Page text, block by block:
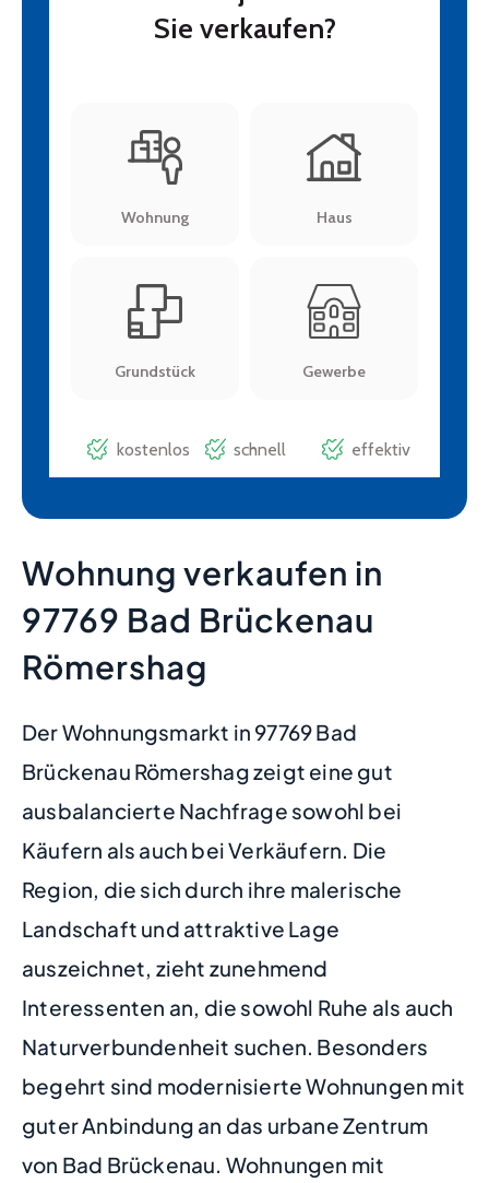
Wohnung verkaufen in
97769 Bad Brückenau
Römershag
Der Wohnungsmarkt in 97769 Bad
Brückenau Römershag zeigt eine gut
ausbalancierte Nachfrage sowohl bei
Käufern als auch bei Verkäufern. Die
Region, die sich durch ihre malerische
Landschaft und attraktive Lage
auszeichnet, zieht zunehmend
Interessenten an, die sowohl Ruhe als auch
Naturverbundenheit suchen. Besonders
begehrt sind modernisierte Wohnungen mit
guter Anbindung an das urbane Zentrum
von Bad Brückenau. Wohnungen mit